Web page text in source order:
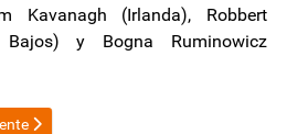
Kavanagh (Irlanda), Robbert
Bajos) y Bogna Ruminowicz
Gobierno analiza trasladar la Andis al
siguiente: Coimas en Discapacidad: